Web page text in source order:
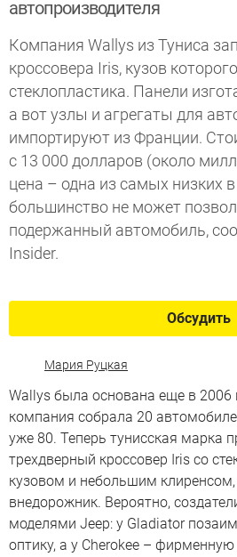
автопроизводителя
Компания Wallys из Туниса
кроссовера Iris, кузов
стеклопластика. Панели
а вот узлы и агрегаты для
импортируют из Франции.
с 13 000 долларов (около
цена – одна из самых низких в
большинство не может
подержанный автомобиль,
Insider.
Обсудить
Мария Руцкая
Wallys была основана еще в 2006
компания собрала 20
уже 80. Теперь тунисская марка
трехдверный кроссовер Iris со
кузовом и небольшим
внедорожник. Вероятно,
моделями Jeep: у Gladiator
оптику, а у Cherokee –